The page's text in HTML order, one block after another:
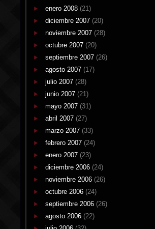
enero 2008 (21)
diciembre 2007 (20)
noviembre 2007 (28)
octubre 2007 (20)
septiembre 2007 (26)
agosto 2007 (17)
julio 2007 (28)
junio 2007 (21)
mayo 2007 (31)
abril 2007 (27)
marzo 2007 (33)
febrero 2007 (24)
enero 2007 (23)
diciembre 2006 (24)
noviembre 2006 (26)
octubre 2006 (24)
septiembre 2006 (26)
agosto 2006 (22)